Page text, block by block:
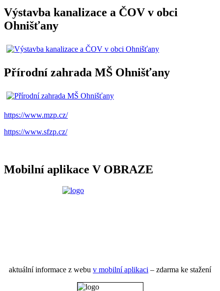
Výstavba kanalizace a ČOV v obci
Ohnišťany
Přírodní zahrada MŠ Ohnišťany
https://www.mzp.cz/
https://www.sfzp.cz/
Mobilní aplikace V OBRAZE
aktuální informace z webu v mobilní aplikaci – zdarma ke stažení